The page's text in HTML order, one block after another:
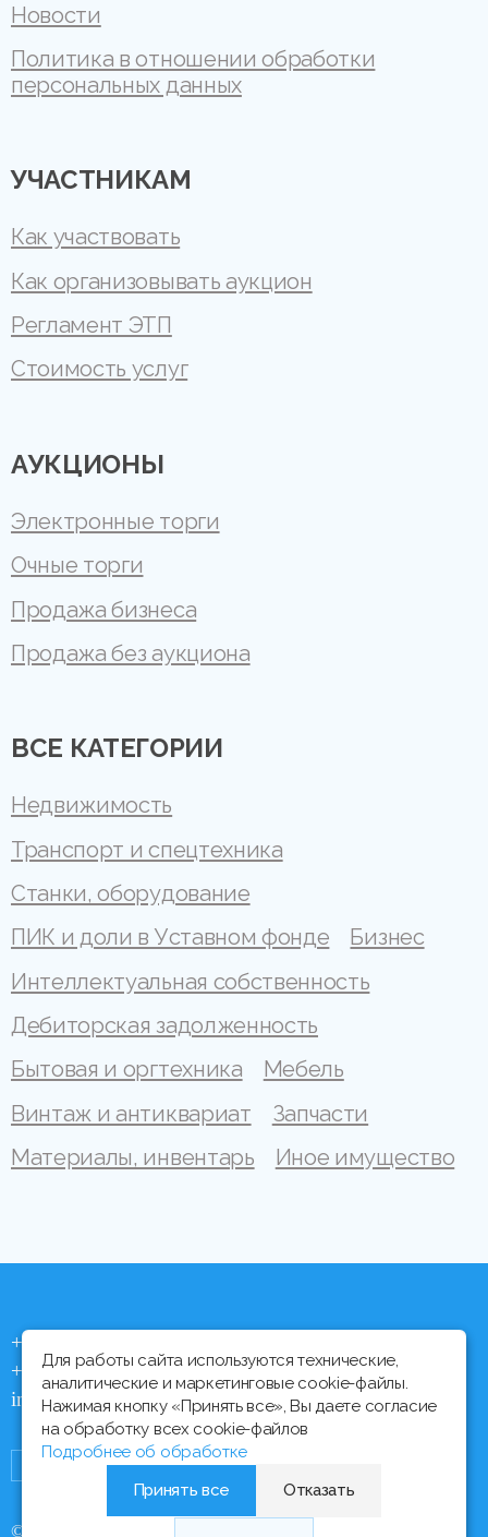
Новости
Политика в отношении обработки
персональных данных
УЧАСТНИКАМ
Как участвовать
Как организовывать аукцион
Регламент ЭТП
Стоимость услуг
АУКЦИОНЫ
Электронные торги
Очные торги
Продажа бизнеса
Продажа без аукциона
ВСЕ КАТЕГОРИИ
Недвижимость
Транспорт и спецтехника
Станки, оборудование
ПИК и доли в Уставном фонде
Бизнес
Интеллектуальная собственность
Дебиторская задолженность
Бытовая и оргтехника
Мебель
Винтаж и антиквариат
Запчасти
Материалы, инвентарь
Иное имущество
+375 (44) 704 92 06
+375 (17) 373 21 33
info@ipmtorgi.by
© Все права защищены, 2000 - 2026 ИПМ-Торги
Для работы сайта используются технические,
аналитические и маркетинговые cookie-файлы.
Нажимая кнопку «Принять все», Вы даете согласие
на обработку всех cookie-файлов
Подробнее об обработке
Принять все
Отказать